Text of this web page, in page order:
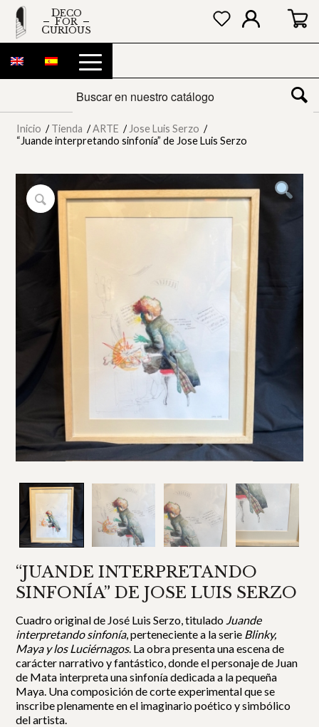
DECO
FOR
CURIOUS
Inicio / Tienda / ARTE / Jose Luis Serzo /
“Juande interpretando sinfonía” de Jose Luis Serzo
“JUANDE INTERPRETANDO
SINFONÍA” DE JOSE LUIS SERZO
Cuadro original de José Luis Serzo, titulado Juande
interpretando sinfonía, perteneciente a la serie Blinky,
Maya y los Luciérnagos. La obra presenta una escena de
carácter narrativo y fantástico, donde el personaje de Juan
de Mata interpreta una sinfonía dedicada a la pequeña
Maya. Una composición de corte experimental que se
inscribe plenamente en el imaginario poético y simbólico
del artista.